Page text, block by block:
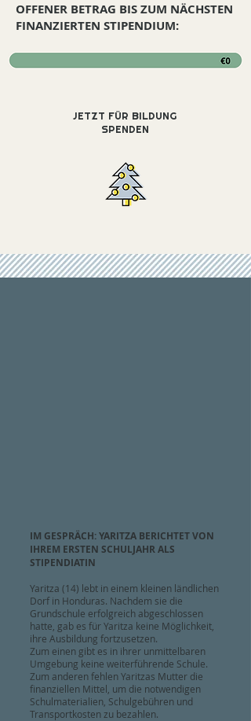
OFFENER BETRAG BIS ZUM NÄCHSTEN
FINANZIERTEN STIPENDIUM:
JETZT FÜR BILDUNG
SPENDEN
IM GESPRÄCH: YARITZA BERICHTET VON
IHREM ERSTEN SCHULJAHR ALS
STIPENDIATIN
Yaritza (14) lebt in einem kleinen ländlichen
Dorf in Honduras. Nachdem sie die
Grundschule erfolgreich abgeschlossen
hatte, gab es für Yaritza keine Möglichkeit,
ihre Ausbildung fortzusetzen.
Zum einen gibt es in ihrer unmittelbaren
Umgebung keine weiterführende Schule.
Zum anderen fehlen Yaritzas Mutter die
finanziellen Mittel, um die notwendigen
Schulmaterialien, Schulgebühren und
Transportkosten zu bezahlen.